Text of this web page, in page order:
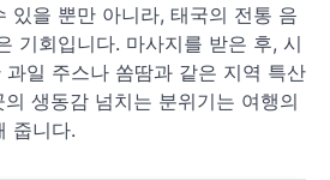
있을 뿐만 아니라, 태국의 전통 음
기회입니다. 마사지를 받은 후, 시
일 주스나 쏨땀과 같은 지역 특산
생동감 넘치는 분위기는 여행의
줍니다.